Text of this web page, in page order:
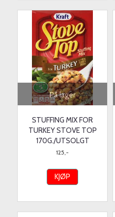
På lager
STUFFING MIX FOR
TURKEY STOVE TOP
170G./UTSOLGT
125,-
KJØP